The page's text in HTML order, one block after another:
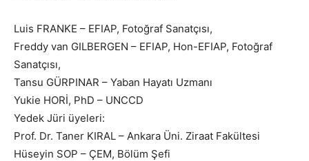
Luis FRANKE – EFIAP, Fotoğraf Sanatçısı,
Freddy van GILBERGEN – EFIAP, Hon-EFIAP, Fotoğraf
Sanatçısı,
Tansu GÜRPINAR – Yaban Hayatı Uzmanı
Yukie HORİ, PhD – UNCCD
Yedek Jüri üyeleri:
Prof. Dr. Taner KIRAL – Ankara Üni. Ziraat Fakültesi
Hüseyin SOP – ÇEM, Bölüm Şefi